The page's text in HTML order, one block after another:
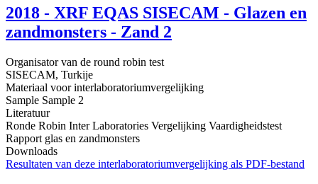
2018 - XRF EQAS SISECAM - Glazen en
zandmonsters - Zand 2
Organisator van de round robin test
SISECAM, Turkije
Materiaal voor interlaboratoriumvergelijking
Sample Sample 2
Literatuur
Ronde Robin Inter Laboratories Vergelijking Vaardigheidstest
Rapport glas en zandmonsters
Downloads
Resultaten van deze interlaboratoriumvergelijking als PDF-bestand